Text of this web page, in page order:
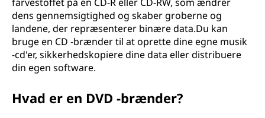
dens gennemsigtighed og skaber groberne og
landene, der repræsenterer binære data.Du kan
bruge en CD -brænder til at oprette dine egne musik
-cd'er, sikkerhedskopiere dine data eller distribuere
din egen software.
Hvad er en DVD -brænder?